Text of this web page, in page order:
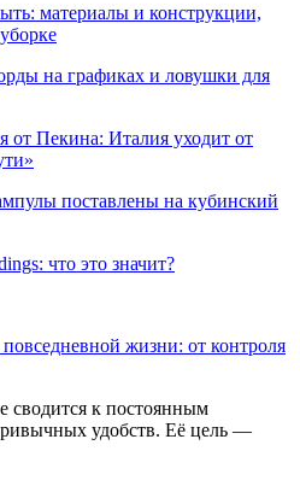
материалы и конструкции,
на графиках и ловушки для
от Пекина: Италия уходит от
поставлены на кубинский
что это значит?
жизни: от контроля
сводится к постоянным
удобств. Её цель —